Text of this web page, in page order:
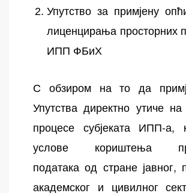
Упутство за примјену
лиценцирања просторних
ИПП ФБиХ
С обзиром на то да
Упутства директно утиче
процесе субјеката ИПП-
услове кориштења
података од стране јавног,
академског и цивилног